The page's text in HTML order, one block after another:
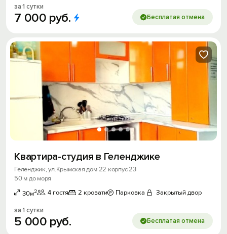
за 1 сутки
7 000 руб. Бесплатая отмена
Квартира-студия в Геленджике
Геленджик, ул.Крымская дом 22 корпус 23
50 м до моря
30м2 4 гостя 2 кровати Парковка Закрытый двор
за 1 сутки
5 000 руб. Бесплатая отмена